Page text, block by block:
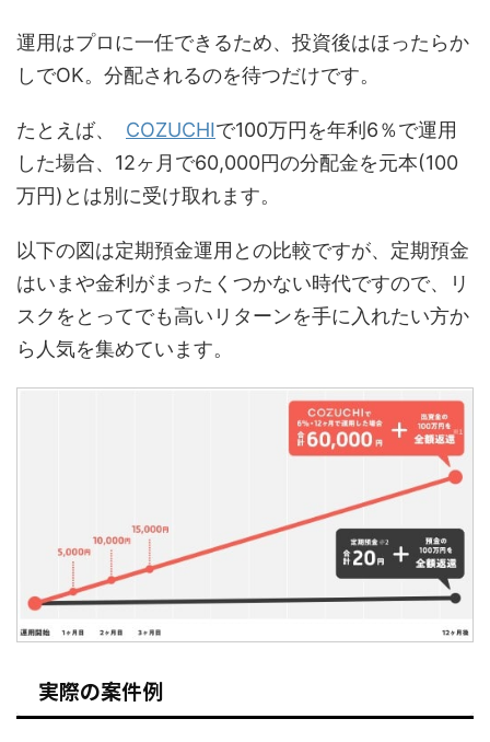
運用はプロに一任できるため、投資後はほったらか
しでOK。分配されるのを待つだけです。
たとえば、 COZUCHIで100万円を年利6％で運用
した場合、12ヶ月で60,000円の分配金を元本(100
万円)とは別に受け取れます。
以下の図は定期預金運用との比較ですが、定期預金
はいまや金利がまったくつかない時代ですので、リ
スクをとってでも高いリターンを手に入れたい方か
ら人気を集めています。
実際の案件例